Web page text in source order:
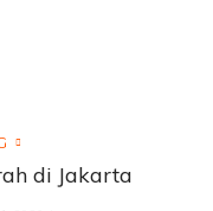
di Jakarta